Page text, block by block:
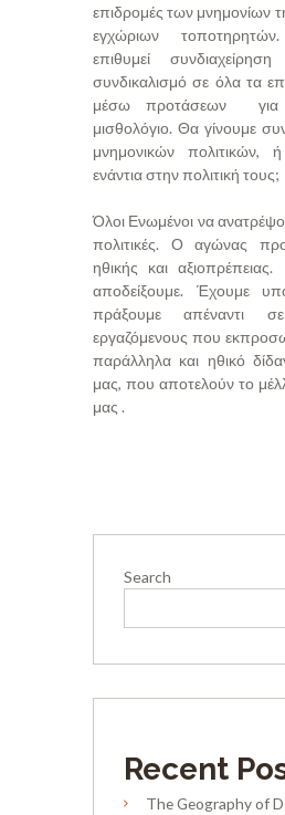
επιδρομές των μνημονίων
εγχώριων
επιθυμεί
συνδικαλισμό σε όλα τα
μέσω προτάσεων για
μισθολόγιο. Θα γίνουμε
μνημονικών πολιτικών,
ενάντια στην πολιτική τους;
Όλοι Ενωμένοι να
πολιτικές. Ο αγώνας
ηθικής και
αποδείξουμε. Έχουμε
πράξουμε απέναντι
εργαζόμενους που
παράλληλα και ηθικό
μας, που αποτελούν το
μας .
Search
Recent
The Geography of